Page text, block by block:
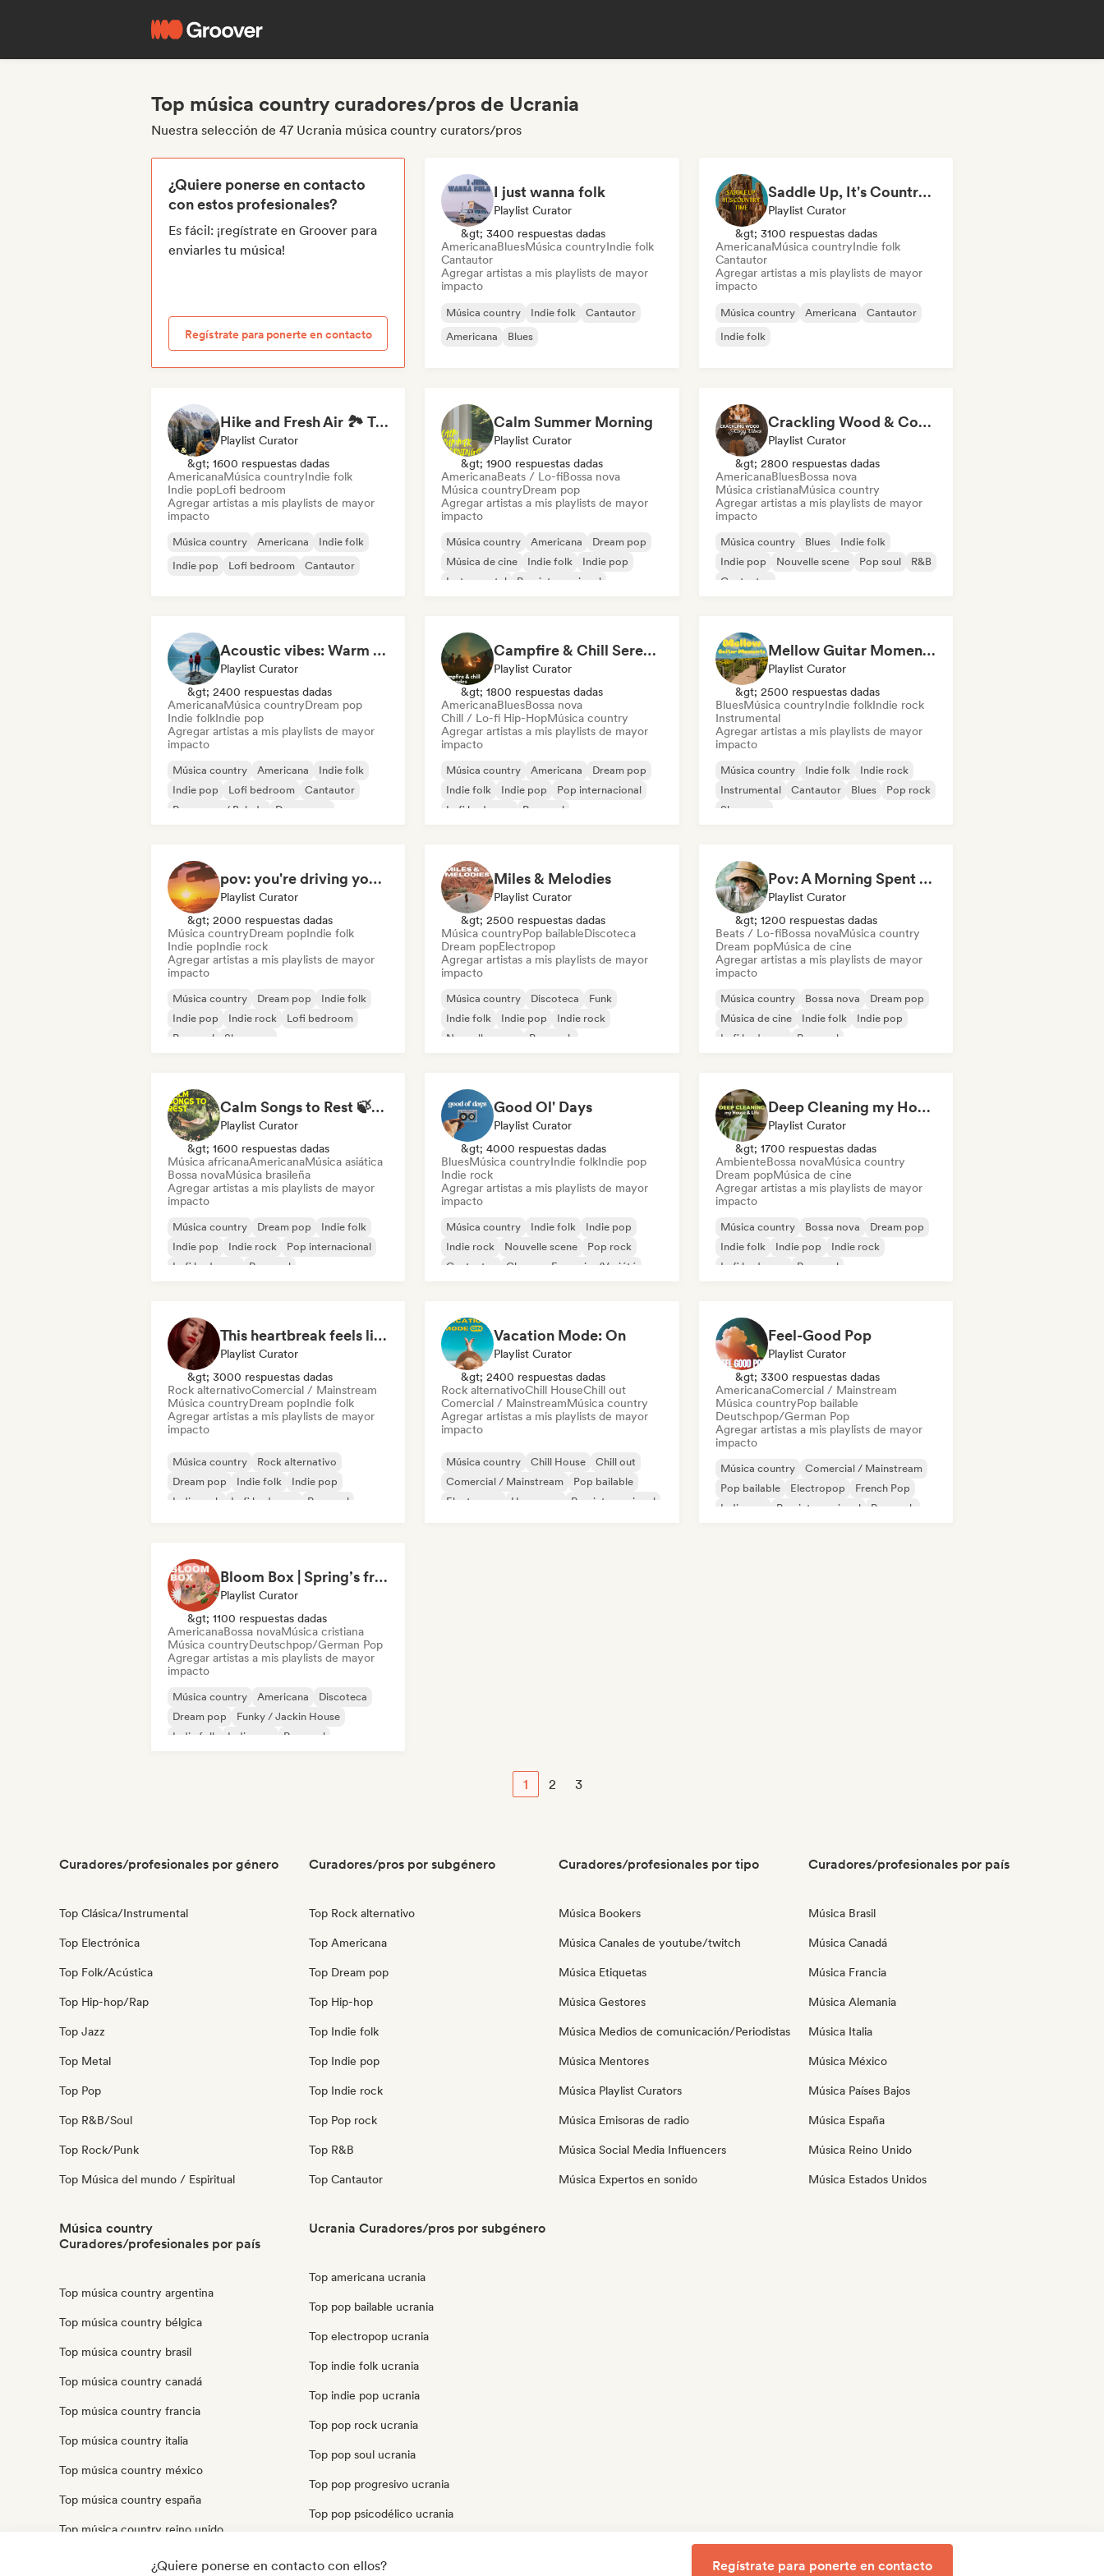
Top música country curadores/pros de Ucrania
Nuestra selección de 47 Ucrania música country curators/pros
¿Quiere ponerse en contacto
con estos profesionales?
Es fácil: ¡regístrate en Groover para
enviarles tu música!
Regístrate para ponerte en contacto
I just wanna folk
Playlist Curator
&gt; 3400 respuestas dadas
AmericanaBluesMúsica countryIndie folk
Cantautor
Agregar artistas a mis playlists de mayor
impacto
Música country Indie folk
Cantautor
Americana
Blues
Saddle Up, It's Country Time 🤠 Outlaw Country, Americana & Country Rock
Playlist Curator
&gt; 3100 respuestas dadas
AmericanaMúsica countryIndie folk
Cantautor
Agregar artistas a mis playlists de mayor
impacto
Música country Americana
Cantautor
Indie folk
Hike and Fresh Air 🏞️ Trail-Ready Indie Folk & Acoustic
Playlist Curator
&gt; 1600 respuestas dadas
AmericanaMúsica countryIndie folk
Indie popLofi bedroom
Agregar artistas a mis playlists de mayor
impacto
Música country Americana
Indie folk
Indie pop
Lofi bedroom Cantautor
Calm Summer Morning
Playlist Curator
&gt; 1900 respuestas dadas
AmericanaBeats / Lo-fiBossa nova
Música countryDream pop
Agregar artistas a mis playlists de mayor
impacto
Música country Americana
Dream pop
Música de cine
Indie folk
Indie pop
Instrumental
Pop internacional
Crackling Wood & Cozy Vibes 🔥 Singer-Songwriter, Dream Pop & Bedroom Pop
Playlist Curator
&gt; 2800 respuestas dadas
AmericanaBluesBossa nova
Música cristianaMúsica country
Agregar artistas a mis playlists de mayor
impacto
Música country Blues
Indie folk
Indie pop
Nouvelle scene Pop soul
R&B
Cantautor
Acoustic vibes: Warm Melodies, Indie Folk & Singer-Songwriter 🏞️
Playlist Curator
&gt; 2400 respuestas dadas
AmericanaMúsica countryDream pop
Indie folkIndie pop
Agregar artistas a mis playlists de mayor
impacto
Música country Americana
Indie folk
Indie pop
Lofi bedroom
Cantautor
Pop suave / Balada
Dream pop
Campfire & Chill Serenades 🔥 Indie Folk, Acoustic & Singer-Songwriter
Playlist Curator
&gt; 1800 respuestas dadas
AmericanaBluesBossa nova
Chill / Lo-fi Hip-HopMúsica country
Agregar artistas a mis playlists de mayor
impacto
Música country Americana
Dream pop
Indie folk
Indie pop
Pop internacional
Lofi bedroom
Pop soul
Mellow Guitar Moments 🎸 Acoustic Indie Folk & Singer-Songwriter
Playlist Curator
&gt; 2500 respuestas dadas
BluesMúsica countryIndie folkIndie rock
Instrumental
Agregar artistas a mis playlists de mayor
impacto
Música country Indie folk
Indie rock
Instrumental
Cantautor Blues
Pop rock
Shoegaze
pov: you're driving your car alone and it's golden hour
Playlist Curator
&gt; 2000 respuestas dadas
Música countryDream popIndie folk
Indie popIndie rock
Agregar artistas a mis playlists de mayor
impacto
Música country Dream pop
Indie folk
Indie pop
Indie rock
Lofi bedroom
Pop soul
Shoegaze
Miles & Melodies
Playlist Curator
&gt; 2500 respuestas dadas
Música countryPop bailableDiscoteca
Dream popElectropop
Agregar artistas a mis playlists de mayor
impacto
Música country Discoteca
Funk
Indie folk
Indie pop
Indie rock
Nouvelle scene
Pop rock
Pov: A Morning Spent Nurturing My Garden
Playlist Curator
&gt; 1200 respuestas dadas
Beats / Lo-fiBossa novaMúsica country
Dream popMúsica de cine
Agregar artistas a mis playlists de mayor
impacto
Música country Bossa nova
Dream pop
Música de cine
Indie folk
Indie pop
Lofi bedroom
Pop soul
Calm Songs to Rest 🍃✨ Acoustic Indie Folk & Singer-Songwriter
Playlist Curator
&gt; 1600 respuestas dadas
Música africanaAmericanaMúsica asiática
Bossa novaMúsica brasileña
Agregar artistas a mis playlists de mayor
impacto
Música country Dream pop
Indie folk
Indie pop
Indie rock
Pop internacional
Lofi bedroom
Pop soul
Good Ol' Days
Playlist Curator
&gt; 4000 respuestas dadas
BluesMúsica countryIndie folkIndie pop
Indie rock
Agregar artistas a mis playlists de mayor
impacto
Música country Indie folk
Indie pop
Indie rock
Nouvelle scene
Pop rock
Cantautor
Chanson Française/Variété
Deep Cleaning my House and Life 🫧 Bedroom Pop & Indie Pop
Playlist Curator
&gt; 1700 respuestas dadas
AmbienteBossa novaMúsica country
Dream popMúsica de cine
Agregar artistas a mis playlists de mayor
impacto
Música country Bossa nova
Dream pop
Indie folk
Indie pop
Indie rock
Lofi bedroom
Pop soul
This heartbreak feels like the end of the world
Playlist Curator
&gt; 3000 respuestas dadas
Rock alternativoComercial / Mainstream
Música countryDream popIndie folk
Agregar artistas a mis playlists de mayor
impacto
Música country
Rock alternativo
Dream pop
Indie folk
Indie pop
Indie rock
Lofi bedroom Pop soul
Vacation Mode: On
Playlist Curator
&gt; 2400 respuestas dadas
Rock alternativoChill HouseChill out
Comercial / MainstreamMúsica country
Agregar artistas a mis playlists de mayor
impacto
Música country Chill House
Chill out
Comercial / Mainstream
Pop bailable
Electropop
Hyperpop Pop internacional
Feel-Good Pop
Playlist Curator
&gt; 3300 respuestas dadas
AmericanaComercial / Mainstream
Música countryPop bailable
Deutschpop/German Pop
Agregar artistas a mis playlists de mayor
impacto
Música country
Comercial / Mainstream
Pop bailable
Electropop
French Pop
Indie pop
Pop internacional Pop rock
Bloom Box | Spring’s freshest tracks
Playlist Curator
&gt; 1100 respuestas dadas
AmericanaBossa novaMúsica cristiana
Música countryDeutschpop/German Pop
Agregar artistas a mis playlists de mayor
impacto
Música country Americana
Discoteca
Dream pop
Funky / Jackin House
Indie folk
Indie pop Pop soul
1 2 3
Curadores/profesionales por género
Top Clásica/Instrumental
Top Electrónica
Top Folk/Acústica
Top Hip-hop/Rap
Top Jazz
Top Metal
Top Pop
Top R&B/Soul
Top Rock/Punk
Top Música del mundo / Espiritual
Curadores/pros por subgénero
Top Rock alternativo
Top Americana
Top Dream pop
Top Hip-hop
Top Indie folk
Top Indie pop
Top Indie rock
Top Pop rock
Top R&B
Top Cantautor
Curadores/profesionales por tipo
Música Bookers
Música Canales de youtube/twitch
Música Etiquetas
Música Gestores
Música Medios de comunicación/Periodistas
Música Mentores
Música Playlist Curators
Música Emisoras de radio
Música Social Media Influencers
Música Expertos en sonido
Curadores/profesionales por país
Música Brasil
Música Canadá
Música Francia
Música Alemania
Música Italia
Música México
Música Países Bajos
Música España
Música Reino Unido
Música Estados Unidos
Música country
Curadores/profesionales por país
Top música country argentina
Top música country bélgica
Top música country brasil
Top música country canadá
Top música country francia
Top música country italia
Top música country méxico
Top música country españa
Top música country reino unido
Top música country estados unidos
Ucrania Curadores/pros por subgénero
Top americana ucrania
Top pop bailable ucrania
Top electropop ucrania
Top indie folk ucrania
Top indie pop ucrania
Top pop rock ucrania
Top pop soul ucrania
Top pop progresivo ucrania
Top pop psicodélico ucrania
¿Quiere ponerse en contacto con ellos? Regístrate para ponerte en contacto